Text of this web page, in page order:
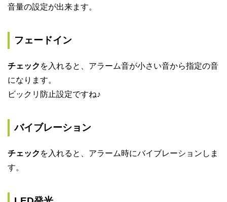
音量の設定が出来ます。
フェードイン
チェック を入れると、アラーム音が小さい音から指定の音
になります。
ビックリ防止設定ですね♪
バイブレーション
チェック を入れると、アラーム時にバイブレーションしま
す。